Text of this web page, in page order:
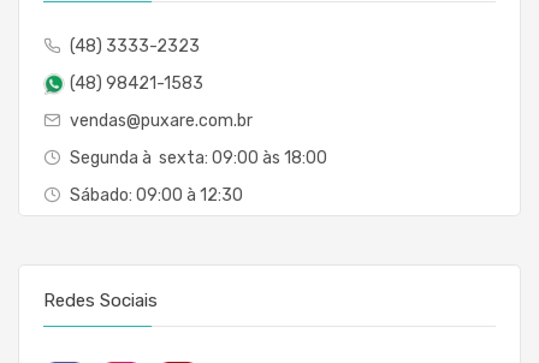
(48) 3333-2323
(48) 98421-1583
vendas@puxare.com.br
Segunda à sexta: 09:00 às 18:00
Sábado: 09:00 à 12:30
Redes Sociais